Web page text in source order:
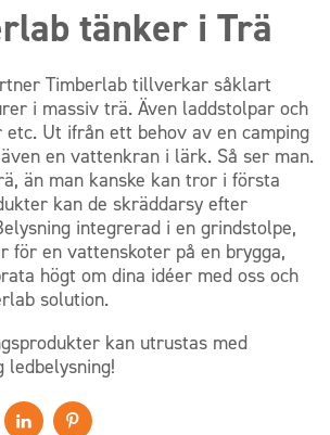
tänker i Trä
Timberlab tillverkar såklart
i massiv trä. Även laddstolpar och
Ut ifrån ett behov av en camping
en vattenkran i lärk. Så ser man.
än man kanske kan tror i första
kan de skräddarsy efter
integrerad i en grindstolpe,
för en vattenskoter på en brygga,
högt om dina idéer med oss och
solution.
kan utrustas med
ledbelysning!